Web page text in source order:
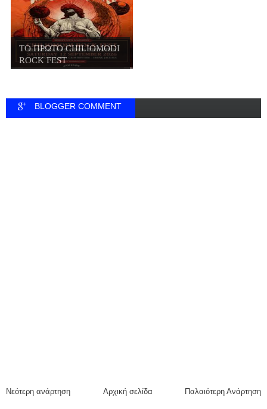
ΤΟ ΠΡΩΤΟ CHILIOMODI
ROCK FEST
BLOGGER COMMENT
Νεότερη ανάρτηση Παλαιότερη Ανάρτηση
Αρχική σελίδα